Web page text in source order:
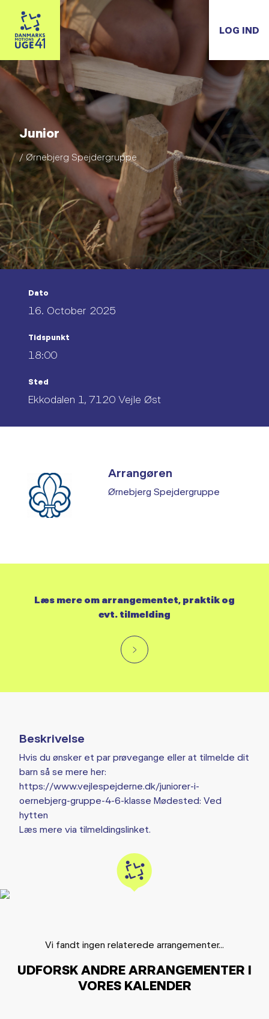
LOG IND
Junior
/ Ørnebjerg Spejdergruppe
Dato
16. October 2025
Tidspunkt
18:00
Sted
Ekkodalen 1, 7120 Vejle Øst
Beskrivelse
Hvis du ønsker et par prøvegange eller at tilmelde dit
barn så se mere her:
https://www.vejlespejderne.dk/juniorer-i-
oernebjerg-gruppe-4-6-klasse Mødested: Ved
hytten
Læs mere via tilmeldingslinket.
Arrangøren
Ørnebjerg Spejdergruppe
Læs mere om arrangementet, praktik og
evt. tilmelding
Vi fandt ingen relaterede arrangementer...
UDFORSK ANDRE ARRANGEMENTER I
VORES KALENDER